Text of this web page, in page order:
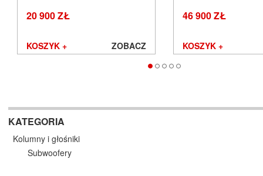
20 900 ZŁ
KOSZYK + ZOBACZ
46 900 ZŁ
KOSZYK +
KATEGORIA
Kolumny i głośniki
Subwoofery